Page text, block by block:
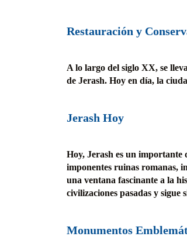
Restauración y
A lo largo del siglo XX, se
de Jerash. Hoy en día, la
Jerash Hoy
Hoy, Jerash es un importante
imponentes ruinas romanas,
una ventana fascinante a la
civilizaciones pasadas y
Monumentos